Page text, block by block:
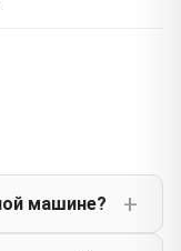
машине?